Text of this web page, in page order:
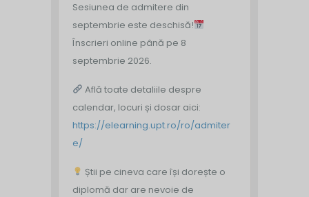
Sesiunea de admitere din
septembrie este deschisă!
Înscrieri online până pe 8
septembrie 2026.
Află toate detaliile despre
calendar, locuri și dosar aici:
https://elearning.upt.ro/ro/admiter
e/
Știi pe cineva care își dorește o
diplomă dar are nevoie de